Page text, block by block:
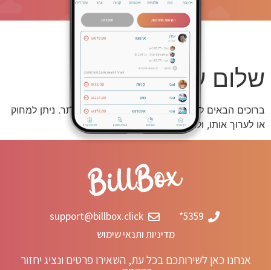
שלום עולם!
ברוכים הבאים לוורדפרס. זה הפוסט הראשון באתר. ניתן למחוק
או לערוך אותו, ולהתחיל לכתוב.
5359*
support@billbox.click
מדיניות ותנאי שימוש
אנחנו כאן לשירותכם בכל עת, השאירו פרטים ונציג יחזור